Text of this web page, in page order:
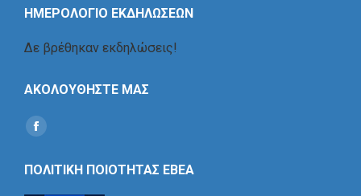
ΗΜΕΡΟΛΟΓΙΟ ΕΚΔΗΛΩΣΕΩΝ
Δε βρέθηκαν εκδηλώσεις!
ΑΚΟΛΟΥΘΗΣΤΕ ΜΑΣ
Find us on:
Social
ΠΟΛΙΤΙΚΗ ΠΟΙΟΤΗΤΑΣ ΕΒΕΑ